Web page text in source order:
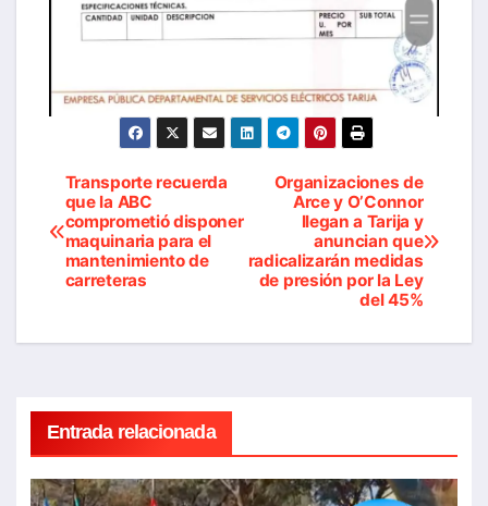
Navegación
de
entradas
Organizaciones de
Arce y O’Connor
llegan a Tarija y
anuncian que
radicalizarán medidas
de presión por la Ley
del 45%
Transporte recuerda
que la ABC
comprometió disponer
maquinaria para el
mantenimiento de
carreteras
Entrada relacionada